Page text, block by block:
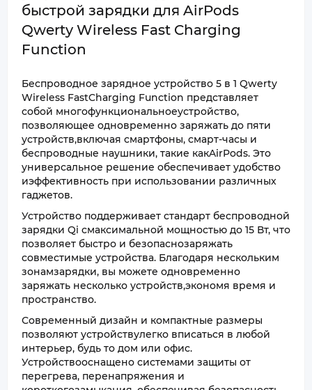
быстрой зарядки для AirPods
Qwerty Wireless Fast Charging
Function
Беспроводное зарядное устройство 5 в 1 Qwerty
Wireless FastCharging Function представляет
собой многофункциональноеустройство,
позволяющее одновременно заряжать до пяти
устройств,включая смартфоны, смарт-часы и
беспроводные наушники, такие какAirPods. Это
универсальное решение обеспечивает удобство
иэффективность при использовании различных
гаджетов.
Устройство поддерживает стандарт беспроводной
зарядки Qi смаксимальной мощностью до 15 Вт, что
позволяет быстро и безопаснозаряжать
совместимые устройства. Благодаря нескольким
зонамзарядки, вы можете одновременно
заряжать несколько устройств,экономя время и
пространство.
Современный дизайн и компактные размеры
позволяют устройствулегко вписаться в любой
интерьер, будь то дом или офис.
Устройствооснащено системами защиты от
перегрева, перенапряжения и